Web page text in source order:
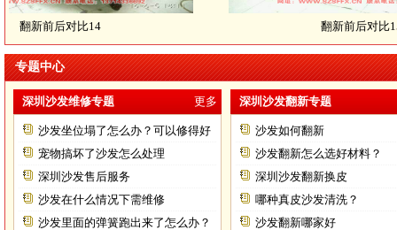
翻新前后对比14 翻新前后对比15
专题中心
深圳沙发维修专题 更多
沙发坐位塌了怎么办？可以修得好
不？
宠物搞坏了沙发怎么处理
深圳沙发售后服务
沙发在什么情况下需维修
沙发里面的弹簧跑出来了怎么办？
深圳沙发翻新专题
沙发如何翻新
沙发翻新怎么选好材料？
深圳沙发翻新换皮
哪种真皮沙发清洗？
沙发翻新哪家好